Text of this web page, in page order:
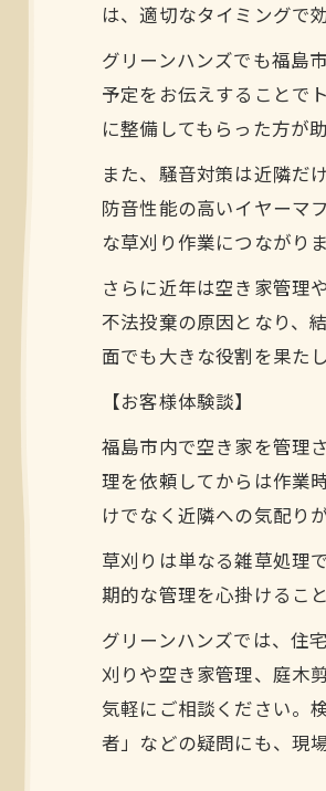
は、適切なタイミングで
グリーンハンズでも福島
予定をお伝えすることで
に整備してもらった方が
また、騒音対策は近隣だ
防音性能の高いイヤーマ
な草刈り作業につながりま
さらに近年は空き家管理
不法投棄の原因となり、
面でも大きな役割を果た
【お客様体験談】
福島市内で空き家を管理
理を依頼してからは作業
けでなく近隣への気配り
草刈りは単なる雑草処理
期的な管理を心掛けるこ
グリーンハンズでは、住
刈りや空き家管理、庭木
気軽にご相談ください。
者」などの疑問にも、現